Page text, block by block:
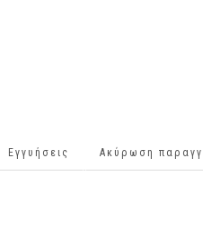
Εγγυήσεις Ακύρωση